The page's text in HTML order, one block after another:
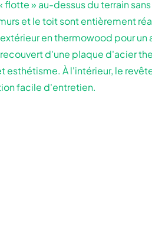
» au-dessus du terrain
et le toit sont entièrement
en thermowood pour
d'une plaque d'acier
esthétisme. À l'intérieur, le
facile d'entretien.